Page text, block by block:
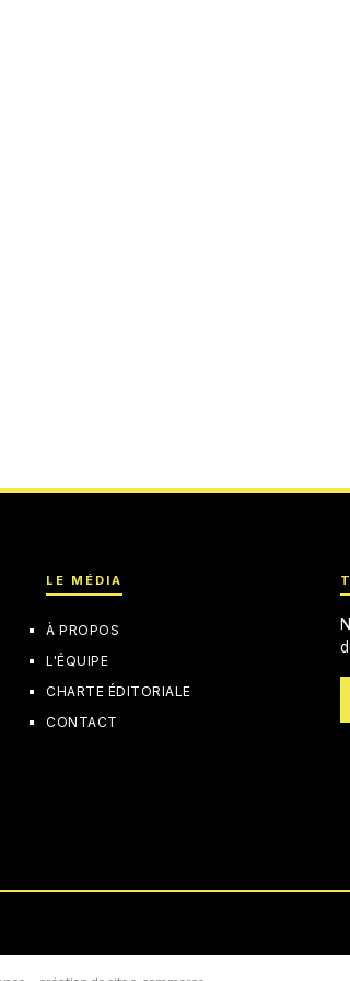
LE MÉDIA
À PROPOS
L'ÉQUIPE
CHARTE ÉDITORIALE
CONTACT